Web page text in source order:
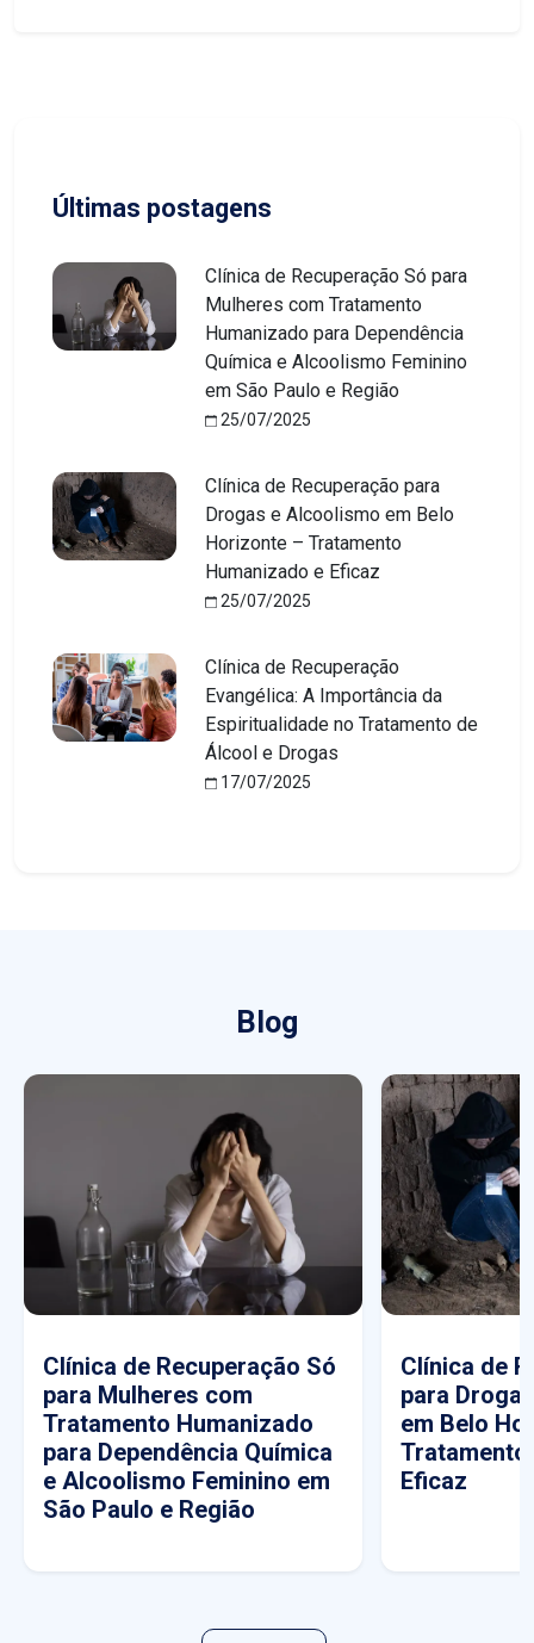
Últimas postagens
Clínica de Recuperação Só para
Mulheres com Tratamento
Humanizado para Dependência
Química e Alcoolismo Feminino
em São Paulo e Região
25/07/2025
Clínica de Recuperação para
Drogas e Alcoolismo em Belo
Horizonte – Tratamento
Humanizado e Eficaz
25/07/2025
Clínica de Recuperação
Evangélica: A Importância da
Espiritualidade no Tratamento de
Álcool e Drogas
17/07/2025
Blog
Clínica de Recuperação Só
para Mulheres com
Tratamento Humanizado
para Dependência Química
e Alcoolismo Feminino em
São Paulo e Região
Clínica de
para
em Belo
Tratamento
Eficaz